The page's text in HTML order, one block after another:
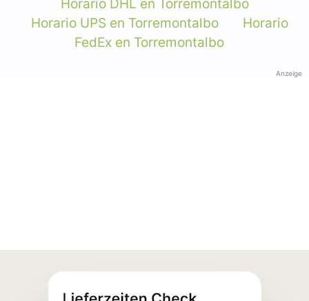
Horario DHL en Torremontalbo
Horario UPS en Torremontalbo
Horario
FedEx en Torremontalbo
Anzeige